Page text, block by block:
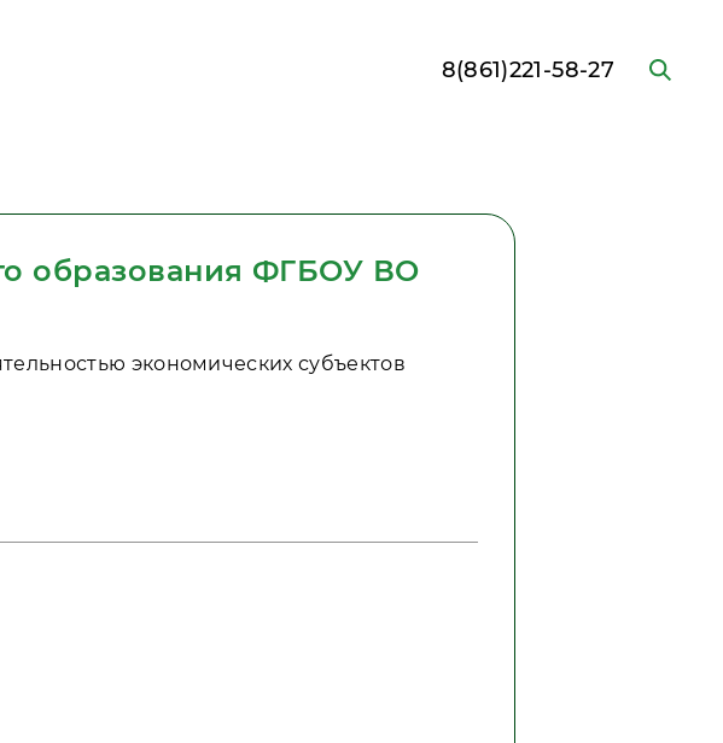
8(861)221-58-27
образования ФГБОУ ВО
экономических субъектов